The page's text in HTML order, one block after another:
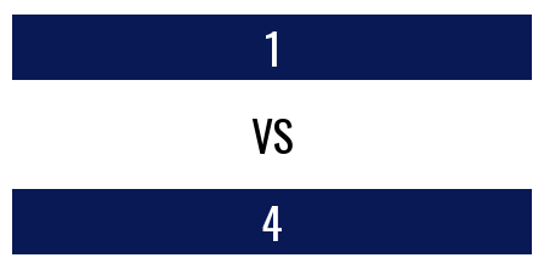
1
VS
4